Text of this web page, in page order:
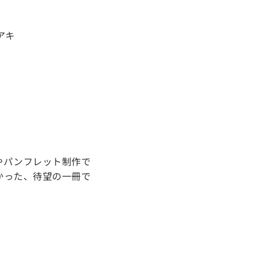
キ
ンフレット制作で
た、待望の一冊で